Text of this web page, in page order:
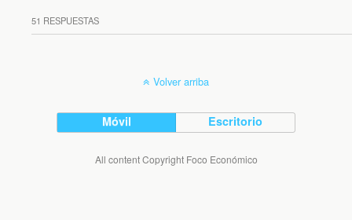
51 RESPUESTAS
Volver arriba
Móvil Escritorio
All content Copyright Foco Económico